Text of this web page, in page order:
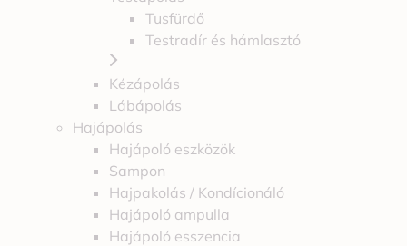
Tusfürdő
Testradír és hámlasztó
Kézápolás
Lábápolás
Hajápolás
Hajápoló eszközök
Sampon
Hajpakolás / Kondícionáló
Hajápoló ampulla
Hajápoló esszencia